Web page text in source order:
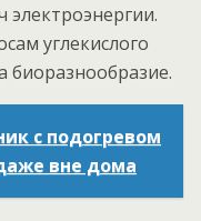
углекислого
биоразнообразие.
с подогревом
вне дома